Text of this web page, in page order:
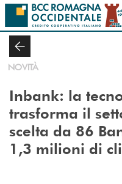
Salta al contenuto principale
NOVITÀ
Inbank: la
trasforma il
scelta da 86
1,3 milioni di